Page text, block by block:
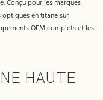
Conçu pour les marques
en titane sur
OEM complets et les
HAUTE